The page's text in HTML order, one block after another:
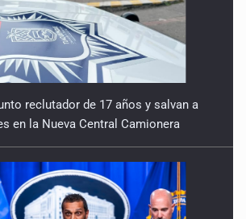
reclutador de 17 años y salvan a
en la Nueva Central Camionera